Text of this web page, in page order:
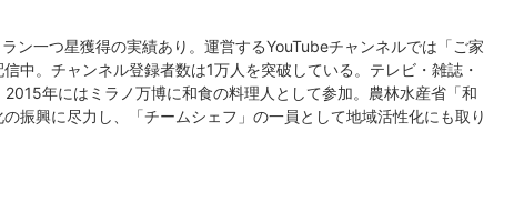
ン一つ星獲得の実績あり。運営するYouTubeチャンネルでは「ご家
中。チャンネル登録者数は1万人を突破している。テレビ・雑誌・
年にはミラノ万博に和食の料理人として参加。農林水産省「和
振興に尽力し、「チームシェフ」の一員として地域活性化にも取り